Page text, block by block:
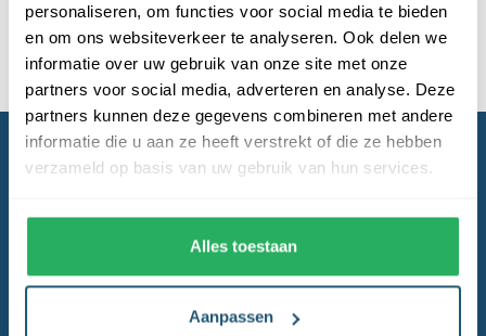
personaliseren, om functies voor social media te bieden
en om ons websiteverkeer te analyseren. Ook delen we
informatie over uw gebruik van onze site met onze
partners voor social media, adverteren en analyse. Deze
partners kunnen deze gegevens combineren met andere
informatie die u aan ze heeft verstrekt of die ze hebben
verzameld op basis van uw gebruik van hun services.
Alles toestaan
Aanpassen
Laagsteprijsgarantie
Gratis verzendingboven de € 150,- (m.u.v. masten)
Levering en plaatsingdoor heel NL & BE
Als eerste op de hoogte!